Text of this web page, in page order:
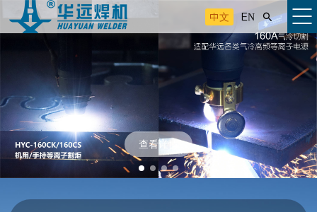
中文 EN 
查看详情